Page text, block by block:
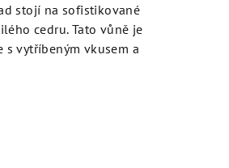
stojí na sofistikované
cedru. Tato vůně je
vytříbeným vkusem a